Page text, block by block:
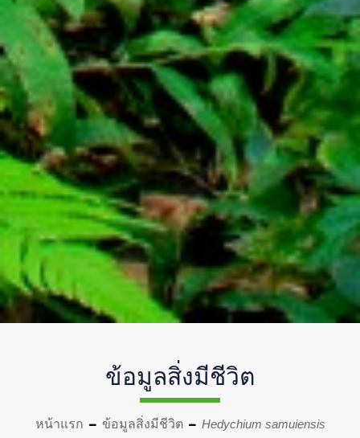
ข้อมูลสิ่งมีชีวิต
หน้าแรก ข้อมูลสิ่งมีชีวิต Hedychium samuiensis